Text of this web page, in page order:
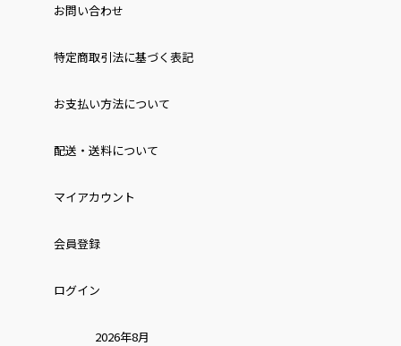
お問い合わせ
特定商取引法に基づく表記
お⽀払い⽅法について
配送・送料について
マイアカウント
会員登録
ログイン
2026年8月